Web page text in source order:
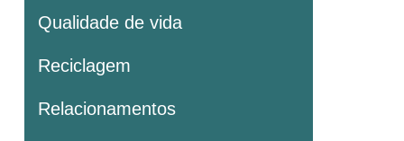
Qualidade de vida
Reciclagem
Relacionamentos